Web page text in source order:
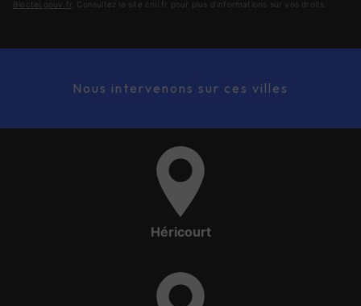
Bloctel.gouv.fr . Consultez le site cnil.fr pour plus d’informations sur vos droits.
Nous intervenons sur ces villes
Héricourt